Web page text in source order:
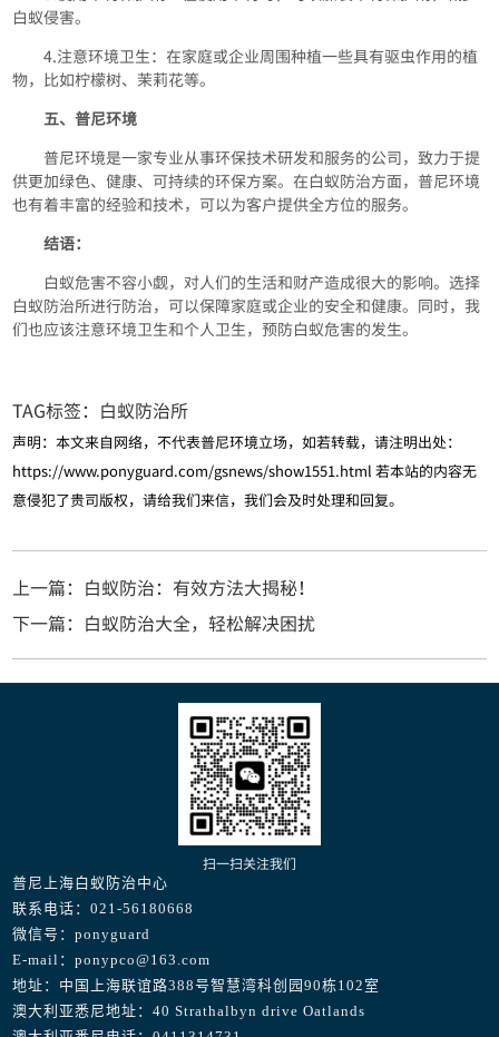
白蚁侵害。
4.注意环境卫生：在家庭或企业周围种植一些具有驱虫作用的植
物，比如柠檬树、茉莉花等。
五、普尼环境
普尼环境是一家专业从事环保技术研发和服务的公司，致力于提
供更加绿色、健康、可持续的环保方案。在白蚁防治方面，普尼环境
也有着丰富的经验和技术，可以为客户提供全方位的服务。
结语：
白蚁危害不容小觑，对人们的生活和财产造成很大的影响。选择
白蚁防治所进行防治，可以保障家庭或企业的安全和健康。同时，我
们也应该注意环境卫生和个人卫生，预防白蚁危害的发生。
TAG标签： 白蚁防治所
声明：本文来自网络，不代表普尼环境立场，如若转载，请注明出处：
https://www.ponyguard.com/gsnews/show1551.html 若本站的内容无
意侵犯了贵司版权，请给我们来信，我们会及时处理和回复。
上一篇：白蚁防治：有效方法大揭秘！
下一篇：白蚁防治大全，轻松解决困扰
扫一扫关注我们
普尼上海白蚁防治中心
联系电话：021-56180668
微信号：ponyguard
E-mail：ponypco@163.com
地址：中国上海联谊路388号智慧湾科创园90栋102室
澳大利亚悉尼地址：40 Strathalbyn drive Oatlands